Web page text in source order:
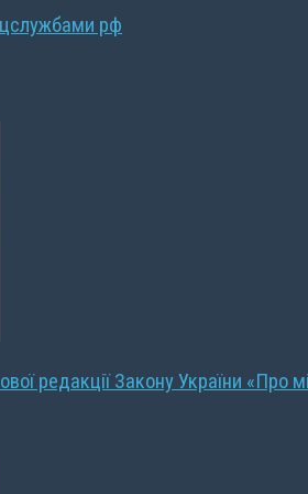
рф
редакції Закону України «Про